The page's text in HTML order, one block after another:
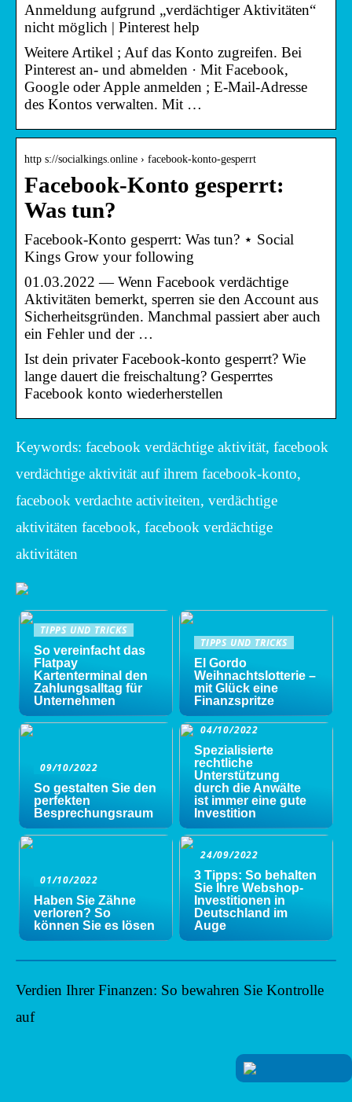
Anmeldung aufgrund „verdächtiger Aktivitäten“
nicht möglich | Pinterest help
Weitere Artikel ; Auf das Konto zugreifen. Bei
Pinterest an- und abmelden · Mit Facebook,
Google oder Apple anmelden ; E-Mail-Adresse
des Kontos verwalten. Mit …
http s://socialkings.online › facebook-konto-gesperrt
Facebook-Konto gesperrt:
Was tun?
Facebook-Konto gesperrt: Was tun? ⋆ Social
Kings Grow your following
01.03.2022 — Wenn Facebook verdächtige
Aktivitäten bemerkt, sperren sie den Account aus
Sicherheitsgründen. Manchmal passiert aber auch
ein Fehler und der …
Ist dein privater Facebook-konto gesperrt? Wie
lange dauert die freischaltung? Gesperrtes
Facebook konto wiederherstellen
Keywords: facebook verdächtige aktivität, facebook
verdächtige aktivität auf ihrem facebook-konto,
facebook verdachte activiteiten, verdächtige
aktivitäten facebook, facebook verdächtige
aktivitäten
TIPPS UND TRICKS
So vereinfacht das
Flatpay
Kartenterminal den
Zahlungsalltag für
Unternehmen
TIPPS UND TRICKS
El Gordo
Weihnachtslotterie –
mit Glück eine
Finanzspritze
09/10/2022
So gestalten Sie den
perfekten
Besprechungsraum
04/10/2022
Spezialisierte
rechtliche
Unterstützung
durch die Anwälte
ist immer eine gute
Investition
01/10/2022
Haben Sie Zähne
verloren? So
können Sie es lösen
24/09/2022
3 Tipps: So behalten
Sie Ihre Webshop-
Investitionen in
Deutschland im
Auge
Verdien Ihrer Finanzen: So bewahren Sie Kontrolle
auf